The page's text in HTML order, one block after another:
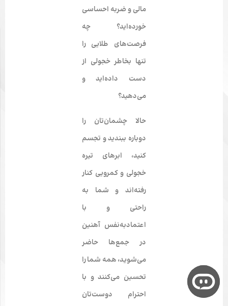
مالى و ضربه احساسى
خورده‌ايد؟ چه
فرصت‌هاى طلايى را
تنها بخاطر خجولى از
دست داده‌ايد و
مى‌دهيد؟
حالا چشمان‌تان را
دوباره ببنديد و تجسم
كنيد، ابرهاى تيره
خجولى و كمرويى كنار
رفته‌اند و شما به
راحتى و با
اعتمادبه‌نفس آهنين
در جمع‌ها حاضر
مى‌شويد، همه شما را
تحسين مى‌كنند و با
احترام دوست‌تان